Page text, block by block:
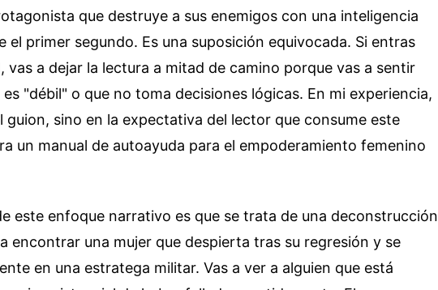
que destruye a sus enemigos con una inteligencia
el primer segundo. Es una suposición equivocada. Si entras
vas a dejar la lectura a mitad de camino porque vas a sentir
"débil" o que no toma decisiones lógicas. En mi experiencia,
guion, sino en la expectativa del lector que consume este
un manual de autoayuda para el empoderamiento femenino
este enfoque narrativo es que se trata de una deconstrucción
encontrar una mujer que despierta tras su regresión y se
en una estratega militar. Vas a ver a alguien que está